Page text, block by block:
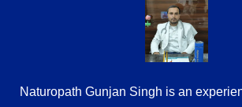
Naturopath Gunjan Singh is an